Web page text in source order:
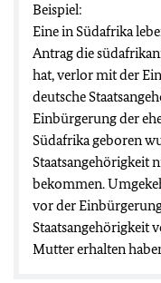
Beispiel:
Eine in Südafrika
Antrag die
hat, verlor mit der
deutsche
Einbürgerung der
Südafrika geboren
Staatsangehörigkeit
bekommen.
vor der
Staatsangehörigkeit
Mutter erhalten